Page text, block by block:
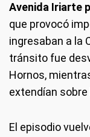
Avenida Iriarte
que provocó
ingresaban a la
tránsito fue
Hornos,
extendían
El episodio